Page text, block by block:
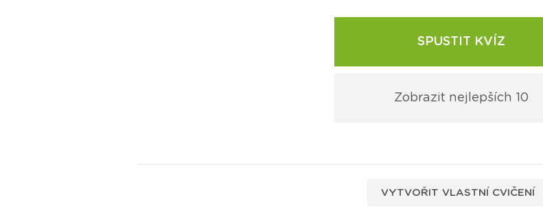
SPUSTIT KVÍZ
Zobrazit nejlepších 10
VYTVOŘIT VLASTNÍ CVIČENÍ